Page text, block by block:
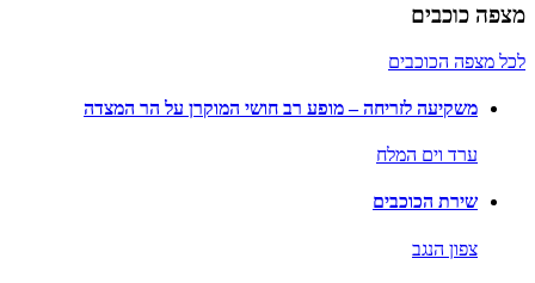
מצפה כוכבים
לכל מצפה הכוכבים
משקיעה לזריחה – מופע רב חושי המוקרן על הר המצדה
ערד וים המלח
שירת הכוכבים
צפון הנגב